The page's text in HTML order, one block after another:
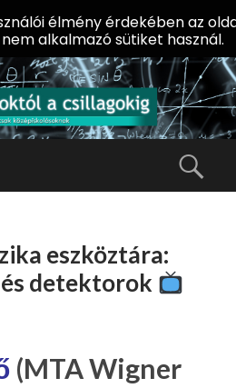
AZ
KT
Ó
CS
Előadássorozat
Természettudományi
Kar Fizikai
eszköztára:
detektorok
(MTA Wigner
élmény érdekében az
alkalmazó sütiket használ.